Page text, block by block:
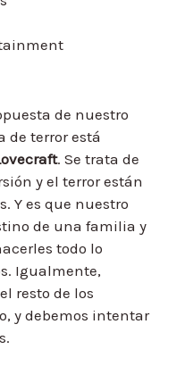
de nuestro
de terror está
. Se trata de
y el terror están
Y es que nuestro
de una familia y
todo lo
Igualmente,
resto de los
y debemos intentar